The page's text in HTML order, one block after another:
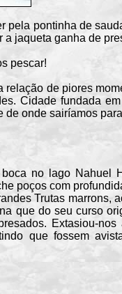
pontinha de
jaqueta ganha de
pescar!
de piores
Cidade fundada
onde sairíamos
no lago Nahuel
poços com
Trutas marrons,
que do seu curso
Extasiou-nos
que fossem